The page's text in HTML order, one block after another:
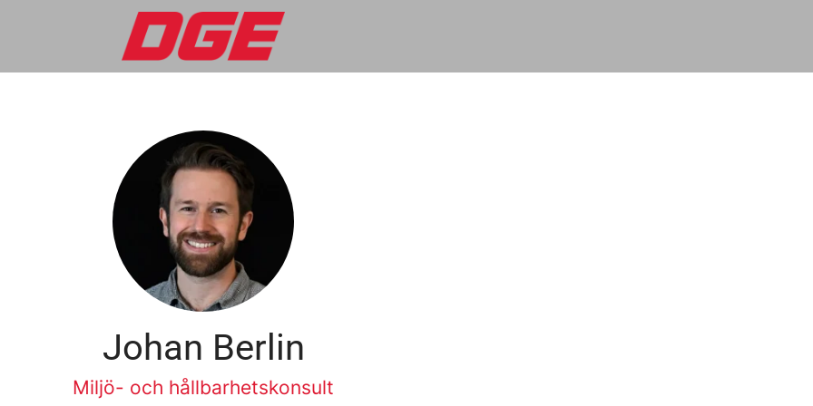
Johan Berlin
Miljö- och hållbarhetskonsult